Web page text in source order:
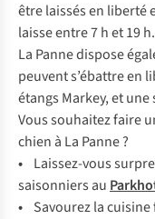
être laissés en liberté
laisse entre 7 h et 19 h.
La Panne dispose
peuvent s’ébattre en
étangs Markey, et
Vous souhaitez faire
chien à La Panne ?
• Laissez-vous
saisonniers au
• Savourez la